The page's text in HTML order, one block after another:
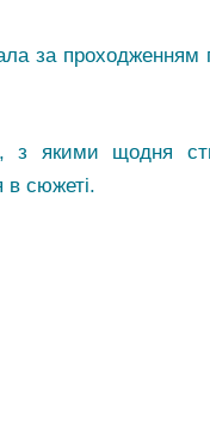
за проходженням
якими щодня
в сюжеті.